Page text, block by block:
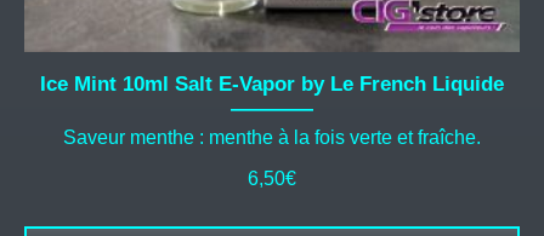
Ice Mint 10ml Salt E-Vapor by Le French Liquide
Saveur menthe : menthe à la fois verte et fraîche.
6,50€